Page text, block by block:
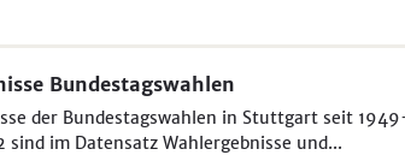
Bundestagswahlen
der Bundestagswahlen in Stuttgart seit
sind im Datensatz Wahlergebnisse und...